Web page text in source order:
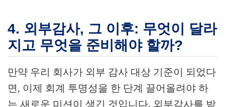
4. 외부감사, 그 이후: 무엇이 달라
지고 무엇을 준비해야 할까?
만약 우리 회사가 외부 감사 대상 기준이 되었다
면, 이제 회계 투명성을 한 단계 끌어올려야 하
는 새로운 미션이 생긴 것입니다. 외부감사를 받